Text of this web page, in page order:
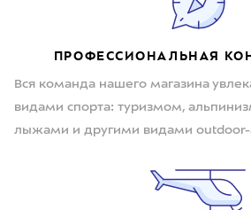
ПРОФЕССИОНАЛЬНАЯ
Вся команда нашего магазина
видами спорта: туризмом,
лыжами и другими видами outdoor-